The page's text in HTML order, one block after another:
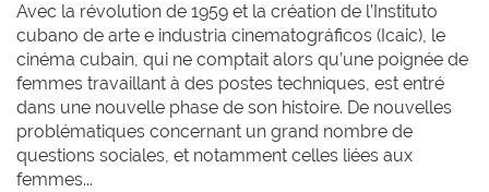
Avec la révolution de 1959 et la création de l’Instituto
cubano de arte e industria cinematográficos (Icaic), le
cinéma cubain, qui ne comptait alors qu’une poignée de
femmes travaillant à des postes techniques, est entré
dans une nouvelle phase de son histoire. De nouvelles
problématiques concernant un grand nombre de
questions sociales, et notamment celles liées aux
femmes...